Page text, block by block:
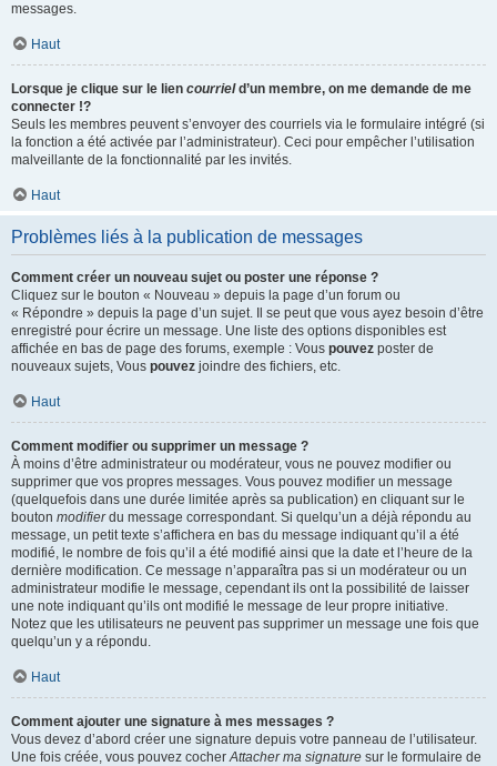
messages.
Haut
Lorsque je clique sur le lien courrield’un membre, on me demande de me
connecter !?
Seuls les membres peuvent s’envoyer des courriels via le formulaire intégré (si
la fonction a été activée par l’administrateur). Ceci pour empêcher l’utilisation
malveillante de la fonctionnalité par les invités.
Haut
Problèmes liés à la publication de messages
Comment créer un nouveau sujet ou poster une réponse ?
Cliquez sur le bouton « Nouveau » depuis la page d’un forum ou
« Répondre » depuis la page d’un sujet. Il se peut que vous ayez besoin d’être
enregistré pour écrire un message. Une liste des options disponibles est
affichée en bas de page des forums, exemple : Vous pouvez poster de
nouveaux sujets, Vous pouvez joindre des fichiers, etc.
Haut
Comment modifier ou supprimer un message ?
À moins d’être administrateur ou modérateur, vous ne pouvez modifier ou
supprimer que vos propres messages. Vous pouvez modifier un message
(quelquefois dans une durée limitée après sa publication) en cliquant sur le
bouton modifierdu message correspondant. Si quelqu’un a déjà répondu au
message, un petit texte s’affichera en bas du message indiquant qu’il a été
modifié, le nombre de fois qu’il a été modifié ainsi que la date et l’heure de la
dernière modification. Ce message n’apparaîtra pas si un modérateur ou un
administrateur modifie le message, cependant ils ont la possibilité de laisser
une note indiquant qu’ils ont modifié le message de leur propre initiative.
Notez que les utilisateurs ne peuvent pas supprimer un message une fois que
quelqu’un y a répondu.
Haut
Comment ajouter une signature à mes messages ?
Vous devez d’abord créer une signature depuis votre panneau de l’utilisateur.
Une fois créée, vous pouvez cocherAttacher ma signature sur le formulaire de